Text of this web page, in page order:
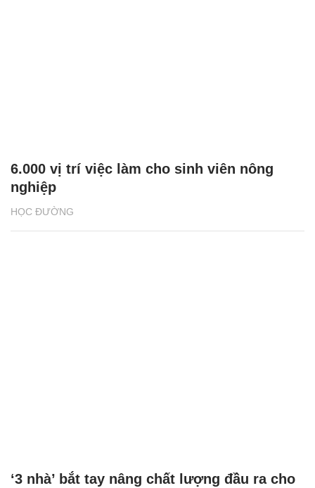
HỌC ĐƯỜNG
6.000 vị trí việc làm cho sinh viên nông
nghiệp
‘3 nhà’ bắt tay nâng chất lượng đầu ra cho